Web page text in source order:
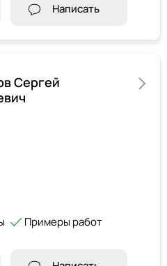
Написать
Сергей
Примеры работ